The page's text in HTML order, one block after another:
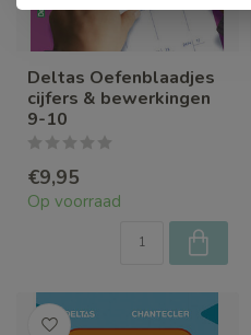
Deltas Oefenblaadjes
cijfers & bewerkingen
9-10
€9,95
Op voorraad